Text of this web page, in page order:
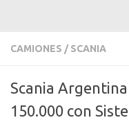
CAMIONES / SCANIA
Scania
150.000 con